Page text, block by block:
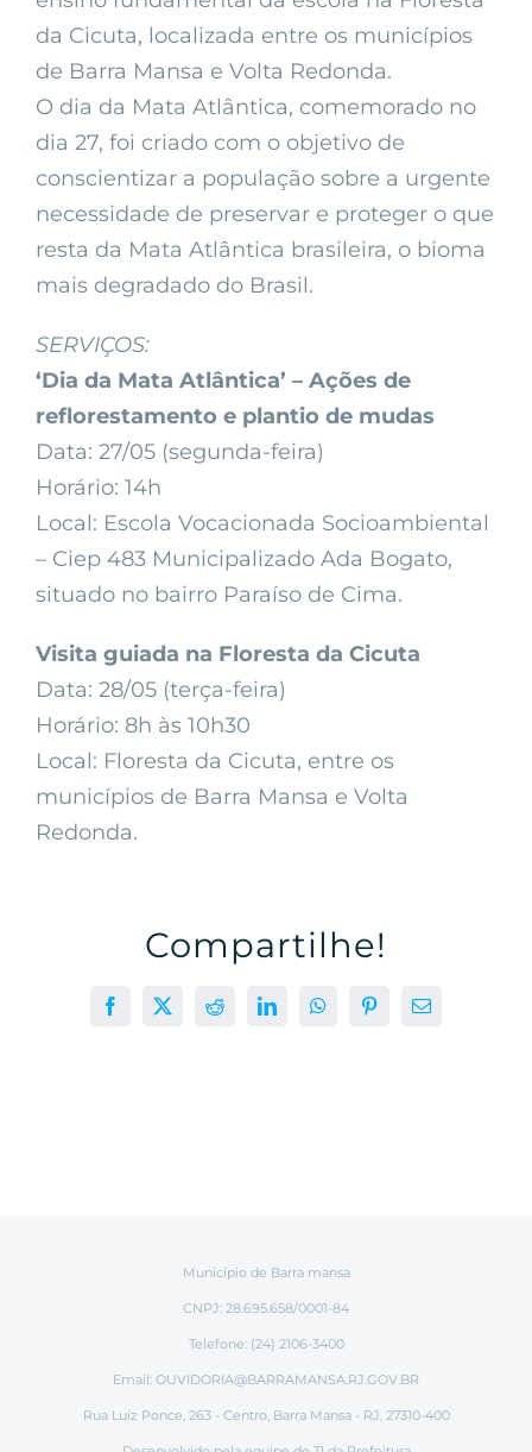
da Cicuta, localizada entre os municípios
de Barra Mansa e Volta Redonda.
O dia da Mata Atlântica, comemorado no
dia 27, foi criado com o objetivo de
conscientizar a população sobre a urgente
necessidade de preservar e proteger o que
resta da Mata Atlântica brasileira, o bioma
mais degradado do Brasil.
SERVIÇOS:
‘Dia da Mata Atlântica’ – Ações de
reflorestamento e plantio de mudas
Data: 27/05 (segunda-feira)
Horário: 14h
Local: Escola Vocacionada Socioambiental
– Ciep 483 Municipalizado Ada Bogato,
situado no bairro Paraíso de Cima.
Visita guiada na Floresta da Cicuta
Data: 28/05 (terça-feira)
Horário: 8h às 10h30
Local: Floresta da Cicuta, entre os
municípios de Barra Mansa e Volta
Redonda.
Compartilhe!
Facebook
X RedditLinkedInWhatsAppPinterest
E-
Município de Barra mansa
CNPJ: 28.695.658/0001-84
Telefone: (24) 2106-3400
Email: OUVIDORIA@BARRAMANSA.RJ.GOV.BR
Rua Luiz Ponce, 263 - Centro, Barra Mansa - RJ, 27310-400